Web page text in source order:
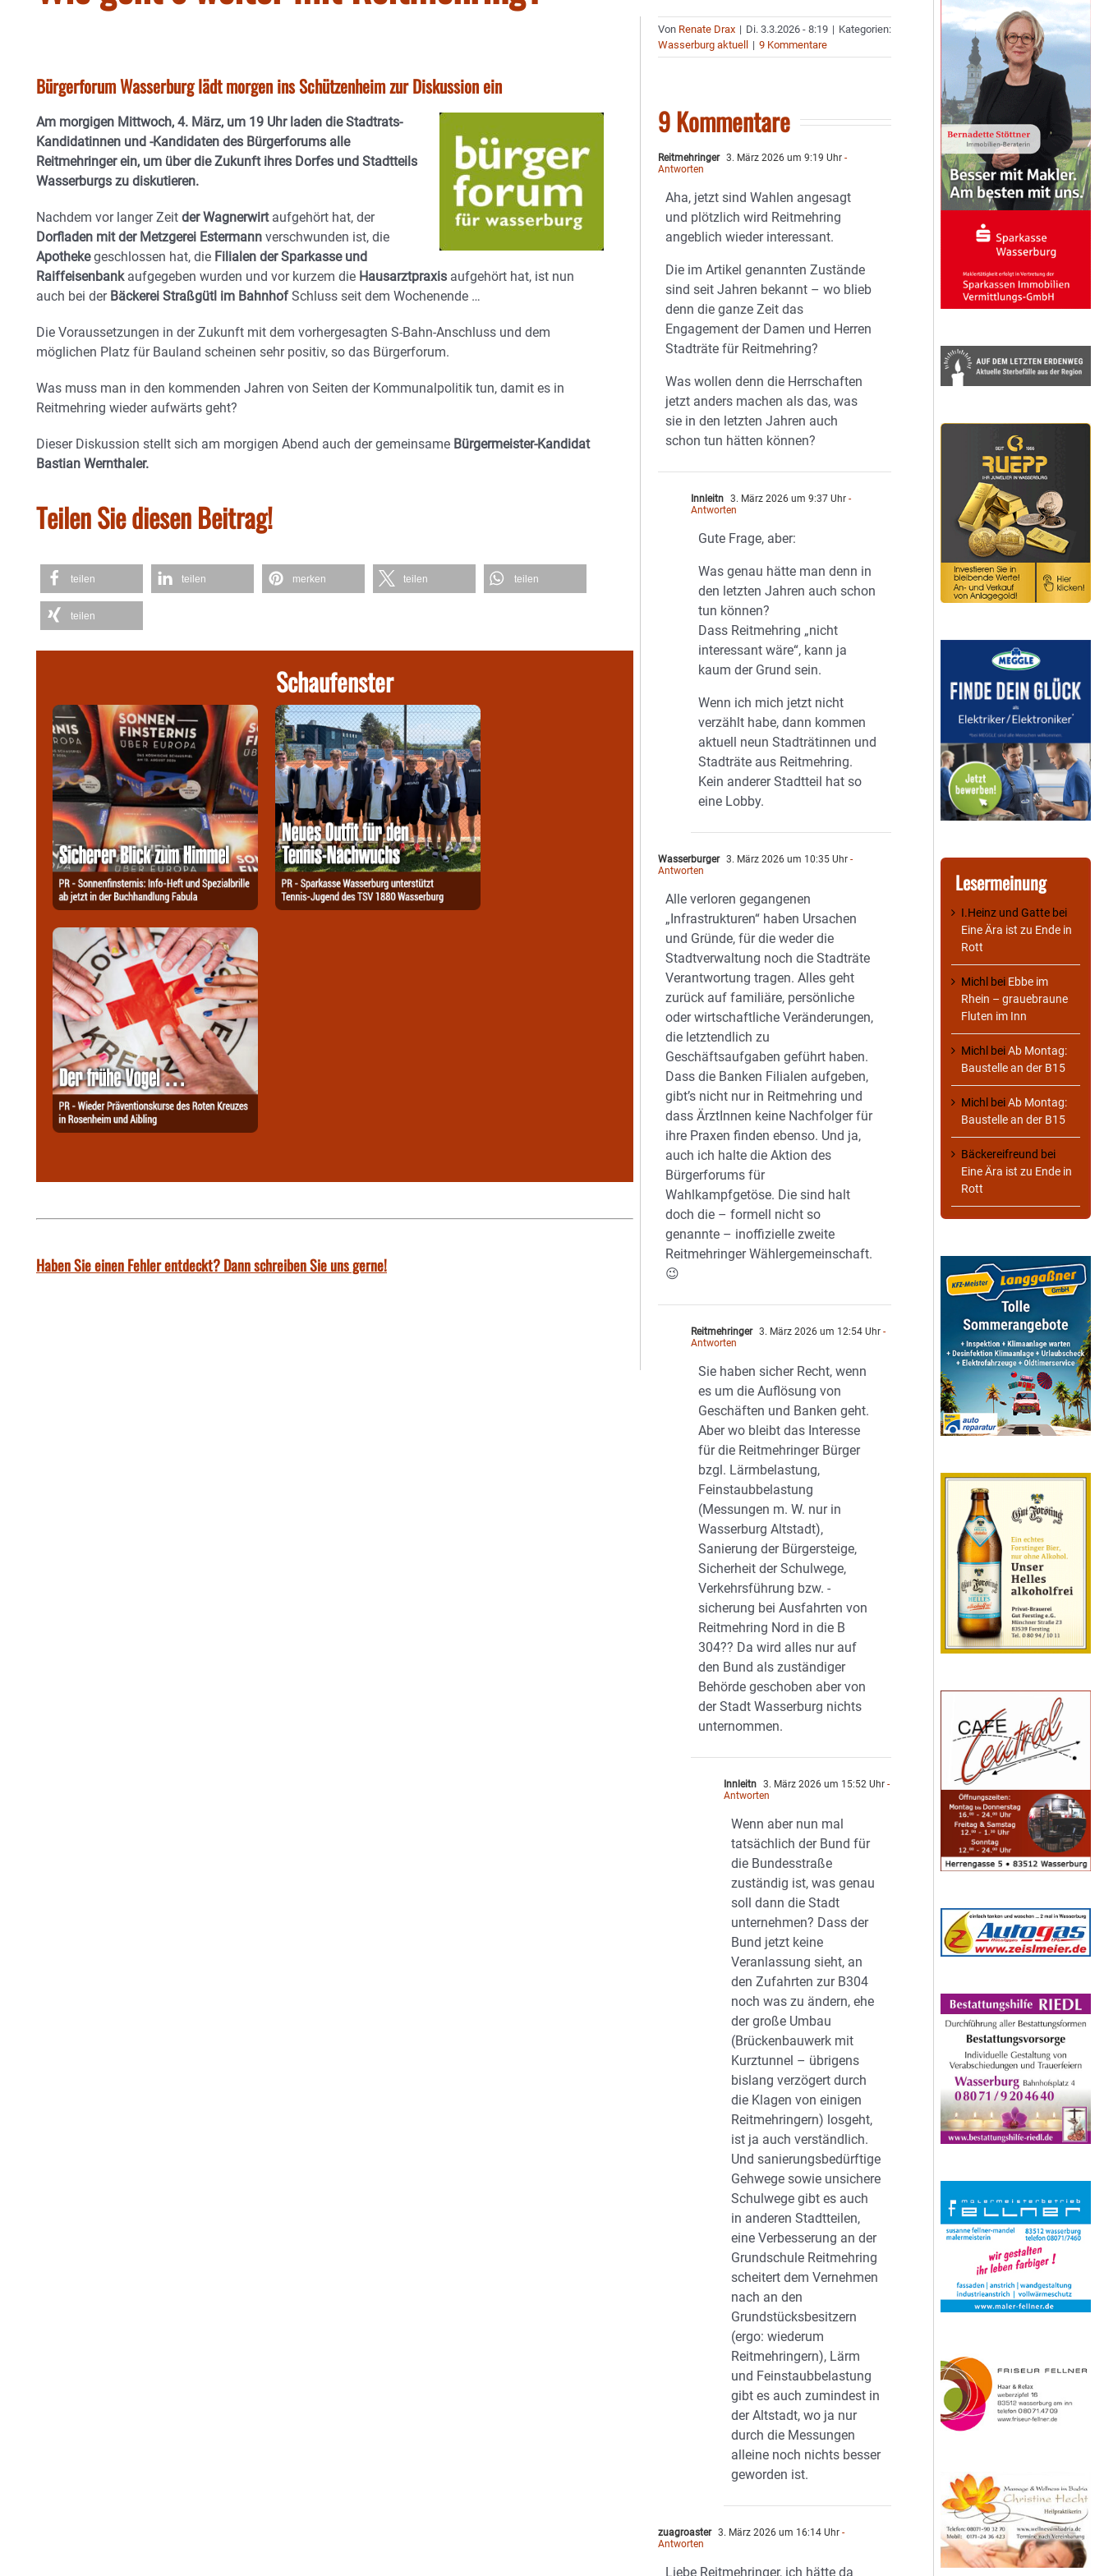
Bürgerforum Wasserburg lädt morgen ins Schützenheim zur Diskussion ein
Am morgigen Mittwoch, 4. März, um 19 Uhr laden die Stadtrats-
Kandidatinnen und -Kandidaten des Bürgerforums alle
Reitmehringer ein, um über die Zukunft ihres Dorfes und Stadtteils
Wasserburgs zu diskutieren.
Nachdem vor langer Zeit der Wagnerwirtaufgehört hat, der
Dorfladen mit der Metzgerei Estermann verschwunden ist, die
Apothekegeschlossen hat, die Filialen der Sparkasse und
Raiffeisenbankaufgegeben wurden und vor kurzem die Hausarztpraxis aufgehört hat, ist nun
auch bei der Bäckerei Straßgütl im BahnhofSchluss seit dem Wochenende …
Die Voraussetzungen in der Zukunft mit dem vorhergesagten S-Bahn-Anschluss und dem
möglichen Platz für Bauland scheinen sehr positiv, so das Bürgerforum.
Was muss man in den kommenden Jahren von Seiten der Kommunalpolitik tun, damit es in
Reitmehring wieder aufwärts geht?
Dieser Diskussion stellt sich am morgigen Abend auch der gemeinsame Bürgermeister-Kandidat
Bastian Wernthaler.
Teilen Sie diesen Beitrag!
teilen teilen merken teilen teilen
teilen
Schaufenster
Haben Sie einen Fehler entdeckt? Dann schreiben Sie uns gerne!
Von Renate Drax | Di. 3.3.2026 - 8:19 | Kategorien:
Wasserburg aktuell
| 9 Kommentare
9 Kommentare
Reitmehringer 3. März 2026 um 9:19 Uhr -
Antworten
Aha, jetzt sind Wahlen angesagt
und plötzlich wird Reitmehring
angeblich wieder interessant.
Die im Artikel genannten Zustände
sind seit Jahren bekannt – wo blieb
denn die ganze Zeit das
Engagement der Damen und Herren
Stadträte für Reitmehring?
Was wollen denn die Herrschaften
jetzt anders machen als das, was
sie in den letzten Jahren auch
schon tun hätten können?
Innleitn 3. März 2026 um 9:37 Uhr -
Antworten
Gute Frage, aber:
Was genau hätte man denn in
den letzten Jahren auch schon
tun können?
Dass Reitmehring „nicht
interessant wäre“, kann ja
kaum der Grund sein.
Wenn ich mich jetzt nicht
verzählt habe, dann kommen
aktuell neun Stadträtinnen und
Stadträte aus Reitmehring.
Kein anderer Stadtteil hat so
eine Lobby.
Wasserburger 3. März 2026 um 10:35 Uhr -
Antworten
Alle verloren gegangenen
„Infrastrukturen“ haben Ursachen
und Gründe, für die weder die
Stadtverwaltung noch die Stadträte
Verantwortung tragen. Alles geht
zurück auf familiäre, persönliche
oder wirtschaftliche Veränderungen,
die letztendlich zu
Geschäftsaufgaben geführt haben.
Dass die Banken Filialen aufgeben,
gibt’s nicht nur in Reitmehring und
dass ÄrztInnen keine Nachfolger für
ihre Praxen finden ebenso. Und ja,
auch ich halte die Aktion des
Bürgerforums für
Wahlkampfgetöse. Die sind halt
doch die – formell nicht so
genannte – inoffizielle zweite
Reitmehringer Wählergemeinschaft.
😉
Reitmehringer 3. März 2026 um 12:54 Uhr -
Antworten
Sie haben sicher Recht, wenn
es um die Auflösung von
Geschäften und Banken geht.
Aber wo bleibt das Interesse
für die Reitmehringer Bürger
bzgl. Lärmbelastung,
Feinstaubbelastung
(Messungen m. W. nur in
Wasserburg Altstadt),
Sanierung der Bürgersteige,
Sicherheit der Schulwege,
Verkehrsführung bzw. -
sicherung bei Ausfahrten von
Reitmehring Nord in die B
304?? Da wird alles nur auf
den Bund als zuständiger
Behörde geschoben aber von
der Stadt Wasserburg nichts
unternommen.
Innleitn 3. März 2026 um 15:52 Uhr -
Antworten
Wenn aber nun mal
tatsächlich der Bund für
die Bundesstraße
zuständig ist, was genau
soll dann die Stadt
unternehmen? Dass der
Bund jetzt keine
Veranlassung sieht, an
den Zufahrten zur B304
noch was zu ändern, ehe
der große Umbau
(Brückenbauwerk mit
Kurztunnel – übrigens
bislang verzögert durch
die Klagen von einigen
Reitmehringern) losgeht,
ist ja auch verständlich.
Und sanierungsbedürftige
Gehwege sowie unsichere
Schulwege gibt es auch
in anderen Stadtteilen,
eine Verbesserung an der
Grundschule Reitmehring
scheitert dem Vernehmen
nach an den
Grundstücksbesitzern
(ergo: wiederum
Reitmehringern), Lärm
und Feinstaubbelastung
gibt es auch zumindest in
der Altstadt, wo ja nur
durch die Messungen
alleine noch nichts besser
geworden ist.
zuagroaster 3. März 2026 um 16:14 Uhr -
Antworten
Liebe Reitmehringer, ich hätte da
Lesermeinung
I.Heinz und Gatte bei
Eine Ära ist zu Ende in
Rott
Michl bei Ebbe im
Rhein – grauebraune
Fluten im Inn
Michl beiAb Montag:
Baustelle an der B15
Michl beiAb Montag:
Baustelle an der B15
Bäckereifreund bei
Eine Ära ist zu Ende in
Rott